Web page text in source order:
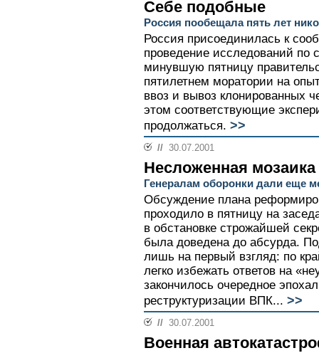
Себе подобные
Россия пообещала пять лет
Россия присоединилась к
проведение исследований по
минувшую пятницу
пятилетнем моратории на
ввоз и вывоз клонированных
этом соответствующие
продолжаться. >>
// 30.07.2001
Несложенная мозаика
Генералам оборонки дали еще
Обсуждение плана
проходило в пятницу на
в обстановке строжайшей
была доведена до абсурда.
лишь на первый взгляд: по
легко избежать ответов на
закончилось очередное
реструктуризации ВПК... >>
// 30.07.2001
Военная